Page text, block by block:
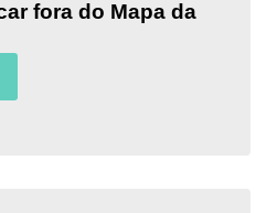
fora do Mapa da